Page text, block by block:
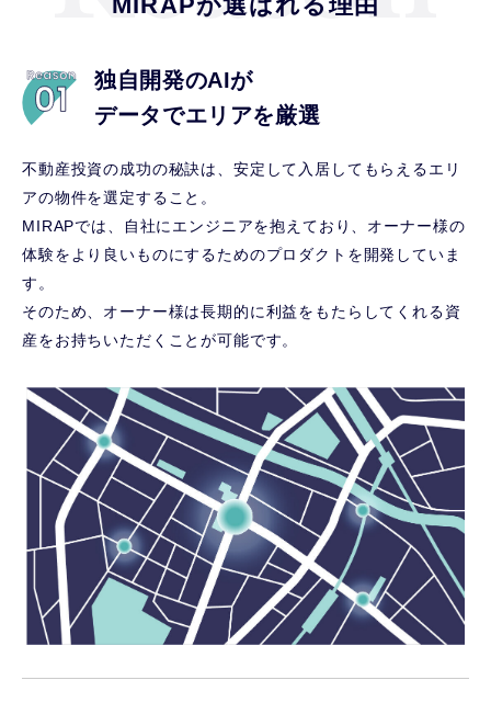
独自開発のAIが
データでエリアを厳選
不動産投資の成功の秘訣は、安定して入居してもらえるエリ
アの物件を選定すること。
MIRAPでは、自社にエンジニアを抱えており、オーナー様の
体験をより良いものにするためのプロダクトを開発していま
す。
そのため、オーナー様は長期的に利益をもたらしてくれる資
産をお持ちいただくことが可能です。